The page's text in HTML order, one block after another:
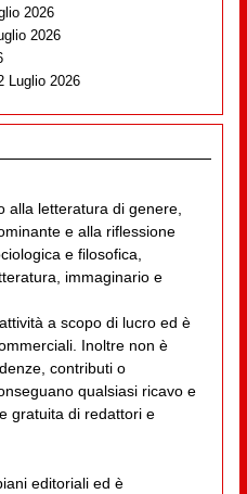
2026
2026
Luglio 2026
alla letteratura di genere,
e alla riflessione
e filosofica,
immaginario e
a scopo di lucro ed è
Inoltre non è
contributi o
qualsiasi ricavo e
gratuita di redattori e
editoriali ed è